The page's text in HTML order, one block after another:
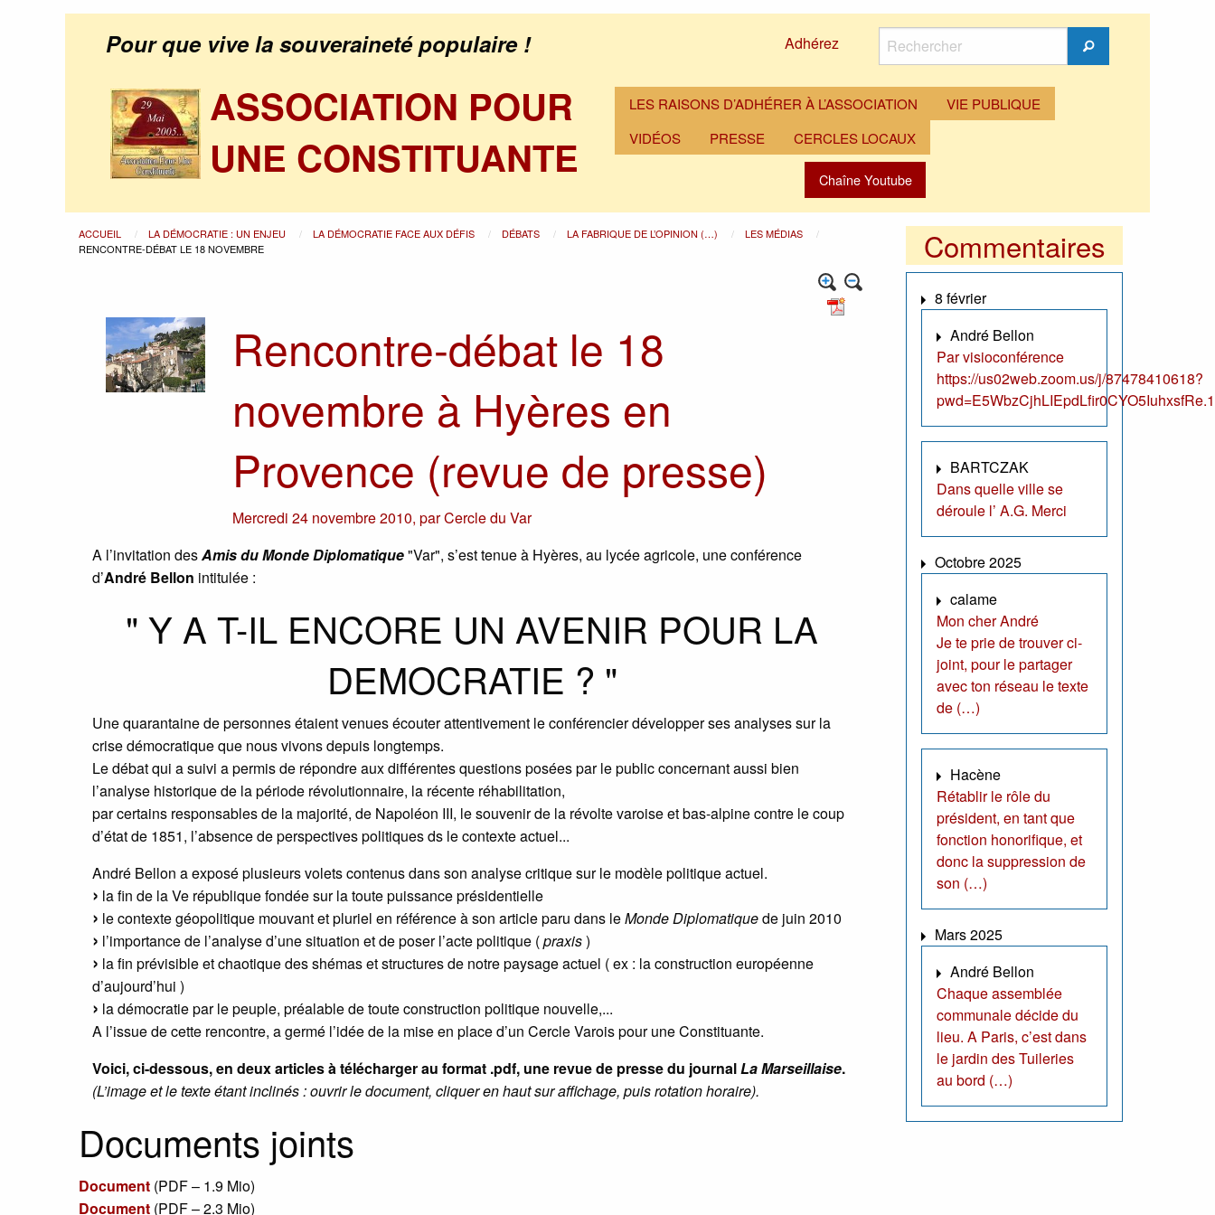
Pour que vive la souveraineté populaire ! Adhérez
Rechercher
Rechercher
ASSOCIATION POUR
UNE CONSTITUANTE
LES RAISONS D’ADHÉRER À L’ASSOCIATION
VIE PUBLIQUE
VIDÉOS
PRESSE CERCLES LOCAUX
Chaîne Youtube
ACCUEIL LA DÉMOCRATIE : UN ENJEU LA DÉMOCRATIE FACE AUX DÉFIS DÉBATS LA FABRIQUE DE L’OPINION (…)
LES MÉDIAS
RENCONTRE-DÉBAT LE 18 NOVEMBRE
Rencontre-débat le 18
novembre à Hyères en
Provence (revue de presse)
Mercredi 24 novembre 2010,parCercle du Var
A l’invitation desAmis du Monde Diplomatique"Var", s’est tenue à Hyères, au lycée agricole, une conférence
d’André Bellon intitulée :
" Y A T-IL ENCORE UN AVENIR POUR LA
DEMOCRATIE ? "
Une quarantaine de personnes étaient venues écouter attentivement le conférencier développer ses analyses sur la
crise démocratique que nous vivons depuis longtemps.
Le débat qui a suivi a permis de répondre aux différentes questions posées par le public concernant aussi bien
l’analyse historique de la période révolutionnaire, la récente réhabilitation,
par certains responsables de la majorité, de Napoléon III, le souvenir de la révolte varoise et bas-alpine contre le coup
d’état de 1851, l’absence de perspectives politiques ds le contexte actuel...
André Bellon a exposé plusieurs volets contenus dans son analyse critique sur le modèle politique actuel.
la fin de la Ve république fondée sur la toute puissance présidentielle
le contexte géopolitique mouvant et pluriel en référence à son article paru dans leMonde Diplomatiquede juin 2010
l’importance de l’analyse d’une situation et de poser l’acte politique (praxis)
la fin prévisible et chaotique des shémas et structures de notre paysage actuel ( ex : la construction européenne
d’aujourd’hui )
la démocratie par le peuple, préalable de toute construction politique nouvelle,...
A l’issue de cette rencontre, a germé l’idée de la mise en place d’un Cercle Varois pour une Constituante.
Voici, ci-dessous, en deux articles à télécharger au format .pdf, une revue de presse du journalLa Marseillaise.
(L’image et le texte étant inclinés : ouvrir le document, cliquer en haut sur affichage, puis rotation horaire).
Documents joints
Document (PDF – 1.9 Mio)
Document (PDF – 2.3 Mio)
Commentaires
8 février
André Bellon
Par visioconférence
https://us02web.zoom.us/j/87478410618?
BARTCZAK
Dans quelle ville se
déroule l’ A.G. Merci
Octobre 2025
calame
Mon cher André
Je te prie de trouver ci-
joint, pour le partager
avec ton réseau le texte
de (…)
Hacène
Rétablir le rôle du
président, en tant que
fonction honorifique, et
donc la suppression de
son (…)
Mars 2025
André Bellon
Chaque assemblée
communale décide du
lieu. A Paris, c’est dans
le jardin des Tuileries
au bord (…)